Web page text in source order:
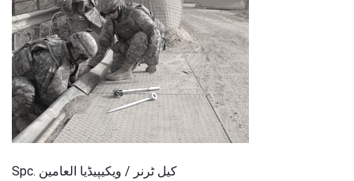
Spc. کیل ٹرنر / ویکیپیڈیا العامین